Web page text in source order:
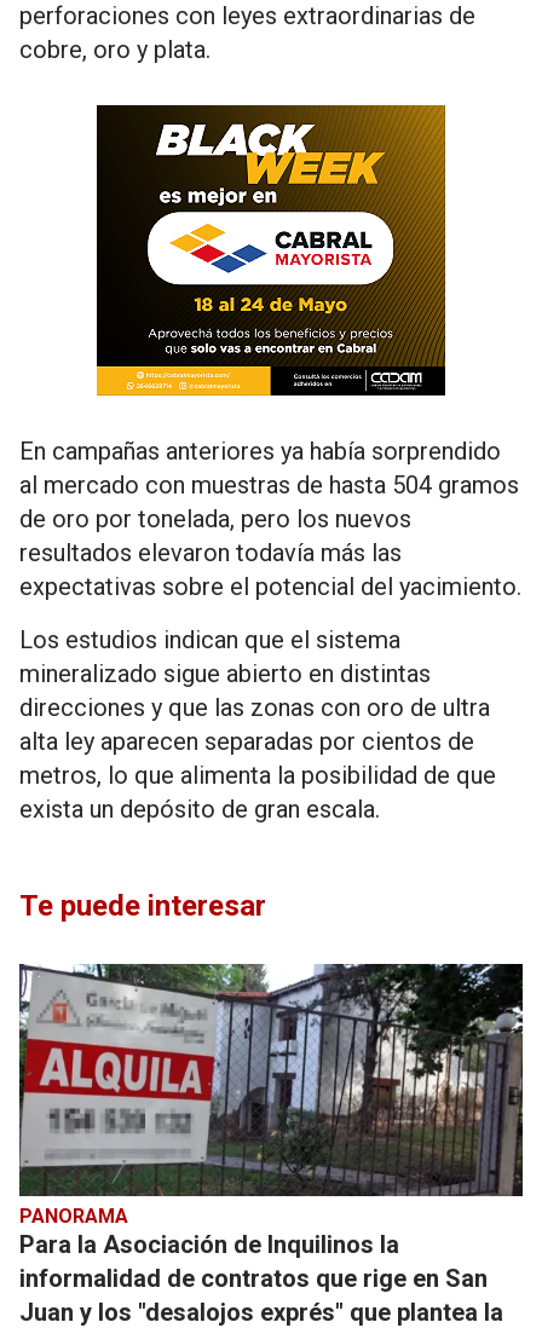
perforaciones con leyes extraordinarias de
cobre, oro y plata.
En campañas anteriores ya había sorprendido
al mercado con muestras de hasta 504 gramos
de oro por tonelada, pero los nuevos
resultados elevaron todavía más las
expectativas sobre el potencial del yacimiento.
Los estudios indican que el sistema
mineralizado sigue abierto en distintas
direcciones y que las zonas con oro de ultra
alta ley aparecen separadas por cientos de
metros, lo que alimenta la posibilidad de que
exista un depósito de gran escala.
Te puede interesar
PANORAMA
Para la Asociación de Inquilinos la
informalidad de contratos que rige en San
Juan y los "desalojos exprés" que plantea la